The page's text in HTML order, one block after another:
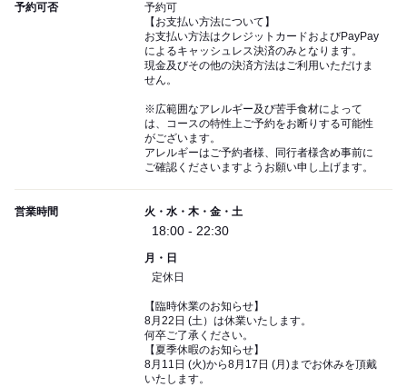
予約可否
予約可
【お支払い方法について】
お支払い方法はクレジットカードおよびPayPay
によるキャッシュレス決済のみとなります。
現金及びその他の決済方法はご利用いただけま
せん。
※広範囲なアレルギー及び苦手食材によって
は、コースの特性上ご予約をお断りする可能性
がございます。
アレルギーはご予約者様、同行者様含め事前に
ご確認くださいますようお願い申し上げます。
営業時間 火・水・木・金・土
18:00 - 22:30
月・日
定休日
【臨時休業のお知らせ】
8月22日 (土）は休業いたします。
何卒ご了承ください。
【夏季休暇のお知らせ】
8月11日 (火)から8月17日 (月)までお休みを頂戴
いたします。